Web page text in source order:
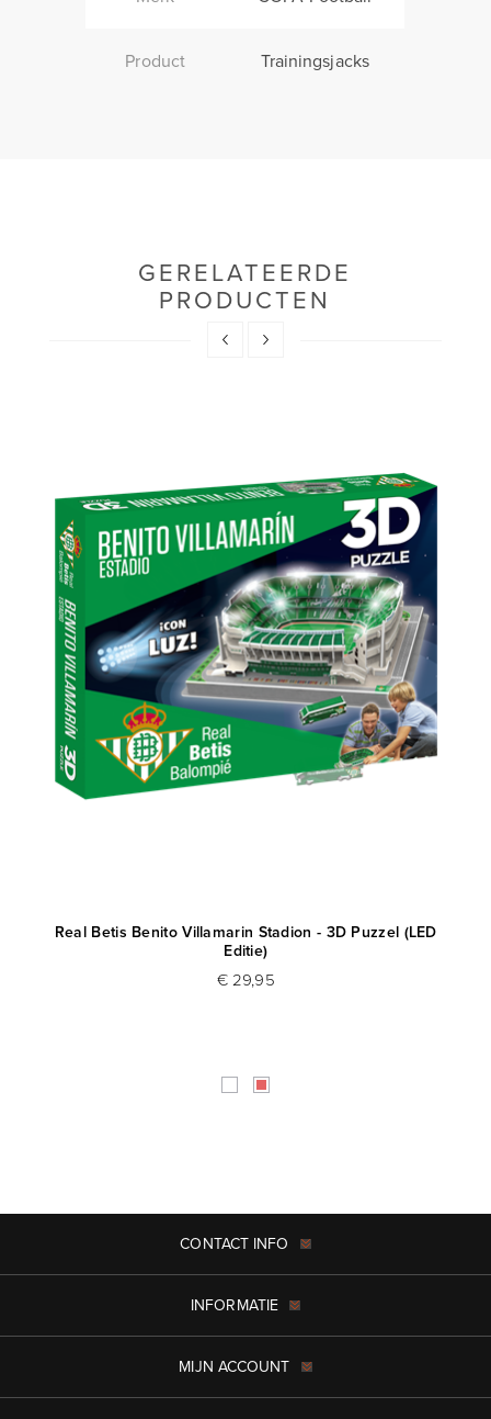
Product Trainingsjacks
GERELATEERDE
PRODUCTEN
Real Betis Benito Villamarin Stadion - 3D Puzzel (LED
Editie)
€ 29,95
CONTACT INFO
INFORMATIE
MIJN ACCOUNT